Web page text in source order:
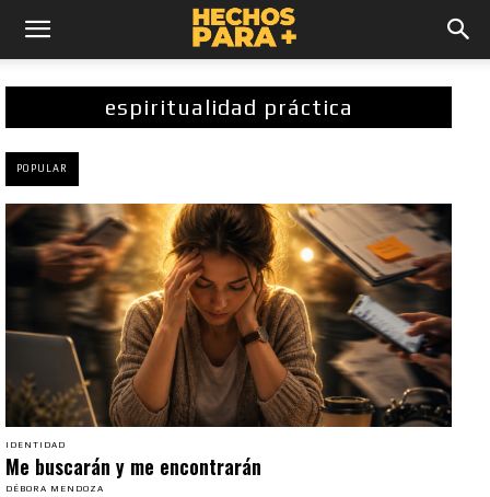
espiritualidad práctica
POPULAR
IDENTIDAD
Me buscarán y me encontrarán
DÉBORA MENDOZA